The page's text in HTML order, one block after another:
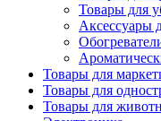
Товары для
Аксессуары
Товары для
Товары для
Товары для